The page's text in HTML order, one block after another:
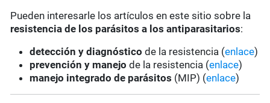
Pueden interesarle los artículos en este sitio sobre la
resistencia de los parásitos a los antiparasitarios:
detección y diagnóstico de la resistencia (enlace)
prevención y manejo de la resistencia (enlace)
manejo integrado de parásitos (MIP) (enlace)